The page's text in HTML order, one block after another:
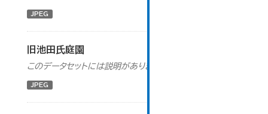
JPEG
旧池田氏庭園
このデータセットには説明がありません
JPEG